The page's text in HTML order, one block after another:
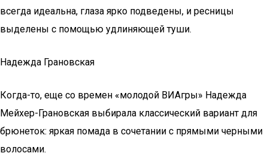
всегда идеальна, глаза ярко подведены, и ресницы
выделены с помощью удлиняющей туши.
Надежда Грановская
Когда-то, еще со времен «молодой ВИАгры» Надежда
Мейхер-Грановская выбирала классический вариант для
брюнеток: яркая помада в сочетании с прямыми черными
волосами.